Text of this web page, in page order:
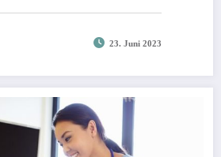
23. Juni 2023